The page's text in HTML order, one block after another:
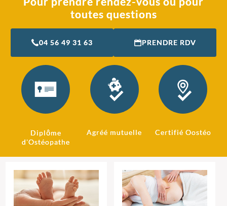
toutes questions
04 56 49 31 63 PRENDRE RDV
Diplôme
d'Ostéopathe
Agréé mutuelle Certifié Oostéo